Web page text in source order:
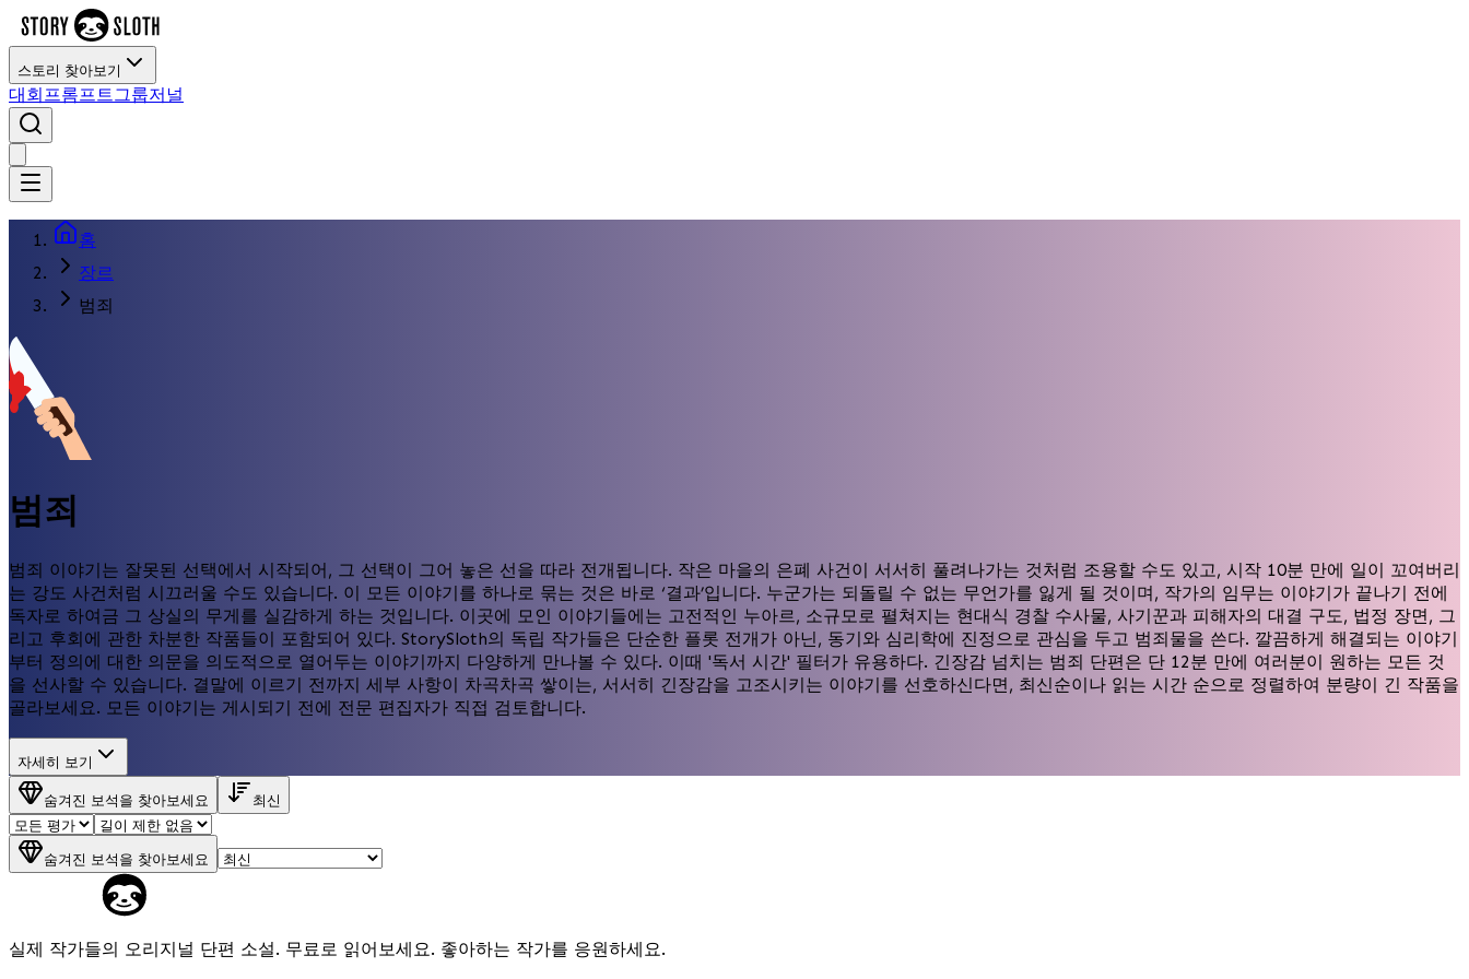
스토리 찾아보기
대회프롬프트그룹저널
홈
장르
범죄
범죄
범죄 이야기는 잘못된 선택에서 시작되어, 그 선택이 그어 놓은 선을 따라 전개됩니다. 작은 마을의 은폐 사건이 서서히 풀려나가는 것처럼 조용할 수도 있고, 시작 10분 만에 일이 꼬여버리
는 강도 사건처럼 시끄러울 수도 있습니다. 이 모든 이야기를 하나로 묶는 것은 바로 ‘결과’입니다. 누군가는 되돌릴 수 없는 무언가를 잃게 될 것이며, 작가의 임무는 이야기가 끝나기 전에
독자로 하여금 그 상실의 무게를 실감하게 하는 것입니다. 이곳에 모인 이야기들에는 고전적인 누아르, 소규모로 펼쳐지는 현대식 경찰 수사물, 사기꾼과 피해자의 대결 구도, 법정 장면, 그
리고 후회에 관한 차분한 작품들이 포함되어 있다. StorySloth의 독립 작가들은 단순한 플롯 전개가 아닌, 동기와 심리학에 진정으로 관심을 두고 범죄물을 쓴다. 깔끔하게 해결되는 이야기
부터 정의에 대한 의문을 의도적으로 열어두는 이야기까지 다양하게 만나볼 수 있다. 이때 '독서 시간' 필터가 유용하다. 긴장감 넘치는 범죄 단편은 단 12분 만에 여러분이 원하는 모든 것
을 선사할 수 있습니다. 결말에 이르기 전까지 세부 사항이 차곡차곡 쌓이는, 서서히 긴장감을 고조시키는 이야기를 선호하신다면, 최신순이나 읽는 시간 순으로 정렬하여 분량이 긴 작품을
골라보세요. 모든 이야기는 게시되기 전에 전문 편집자가 직접 검토합니다.
자세히 보기
숨겨진 보석을 찾아보세요 최신
숨겨진 보석을 찾아보세요
실제 작가들의 오리지널 단편 소설. 무료로 읽어보세요. 좋아하는 작가를 응원하세요.